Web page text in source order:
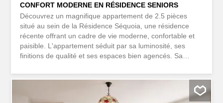
CONFORT MODERNE EN RÉSIDENCE SENIORS
Découvrez un magnifique appartement de 2.5 pièces
situé au sein de la Résidence Séquoia, une résidence
récente offrant un cadre de vie moderne, confortable et
paisible. L'appartement séduit par sa luminosité, ses
finitions de qualité et ses espaces bien agencés. Sa
environnement calme et agréable. La résidence bénéficie
d'une excellente situation, à proximité des commerces,
des transports publics et de toutes les commodités. Les